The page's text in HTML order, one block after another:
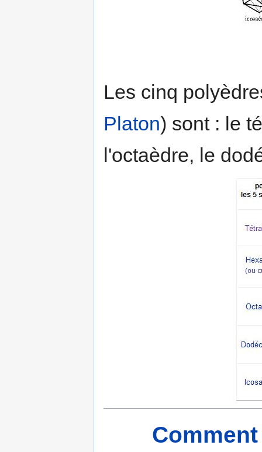
Les cinq
Platon) sont : le
l'octaèdre, le